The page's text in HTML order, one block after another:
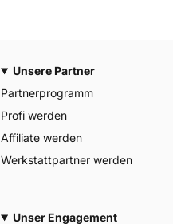
Unsere Partner
Partnerprogramm
Profi werden
Affiliate werden
Werkstattpartner werden
Unser Engagement